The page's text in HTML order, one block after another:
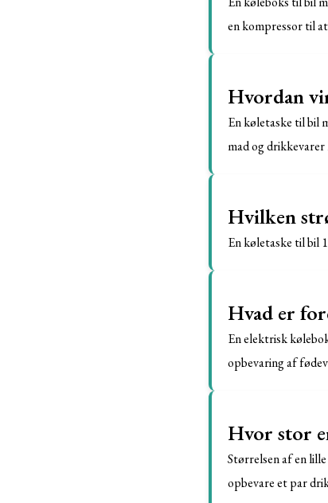
en kompressor til
Hvordan
En køletaske til bil
mad og
Hvilken
En køletaske til bil
Hvad er
En elektrisk
opbevaring af
Hvor stor
Størrelsen af en
opbevare et par